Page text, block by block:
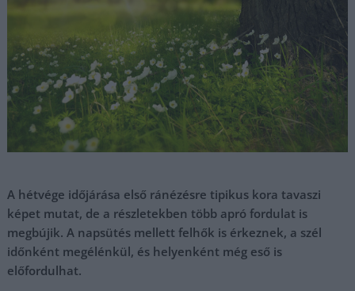
A hétvége időjárása első ránézésre tipikus kora tavaszi
képet mutat, de a részletekben több apró fordulat is
megbújik. A napsütés mellett felhők is érkeznek, a szél
időnként megélénkül, és helyenként még eső is
előfordulhat.